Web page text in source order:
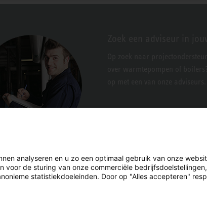
analyseren en u zo een optimaal gebruik van onze
de sturing van onze commerciële
statistiekdoeleinden. Door op "Alles accepteren"